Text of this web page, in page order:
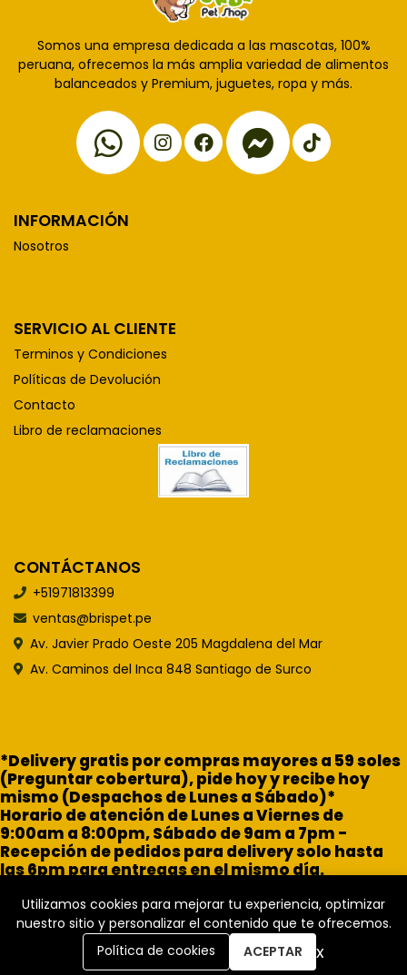
Somos una empresa dedicada a las mascotas, 100%
peruana, ofrecemos la más amplia variedad de alimentos
balanceados y Premium, juguetes, ropa y más.
INFORMACIÓN
Nosotros
SERVICIO AL CLIENTE
Terminos y Condiciones
Políticas de Devolución
Contacto
Libro de reclamaciones
CONTÁCTANOS
+51971813399
ventas@brispet.pe
Av. Javier Prado Oeste 205 Magdalena del Mar
Av. Caminos del Inca 848 Santiago de Surco
*Delivery gratis por compras mayores a 59 soles
(Preguntar cobertura), pide hoy y recibe hoy
mismo (Despachos de Lunes a Sábado)*
Horario de atención de Lunes a Viernes de
9:00am a 8:00pm, Sábado de 9am a 7pm -
Recepción de pedidos para delivery solo hasta
las 6pm para entregas en el mismo día.
Brisa Pet Shop © 2026
Creado porBsale
Utilizamos cookies para mejorar tu experiencia, optimizar
nuestro sitio y personalizar el contenido que te ofrecemos.
Política de cookies
ACEPTAR x